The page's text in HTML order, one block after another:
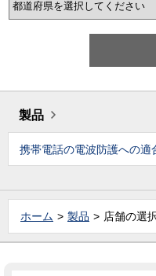
製品
携帯電話の電波防護への適
ホーム 製品 店舗の選